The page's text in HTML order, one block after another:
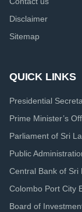
Disclaimer
Sitemap
QUICK LINKS
Presidential
Prime Minister’s
Parliament of Sri
Public
Central Bank of Sri
Colombo Port City
Board of